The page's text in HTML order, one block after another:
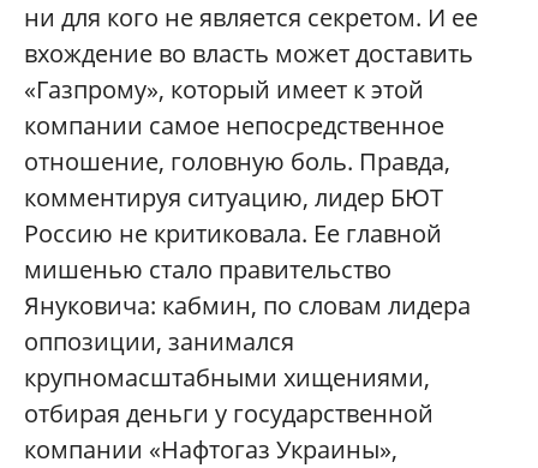
ни для кого не является секретом. И ее
вхождение во власть может доставить
«Газпрому», который имеет к этой
компании самое непосредственное
отношение, головную боль. Правда,
комментируя ситуацию, лидер БЮТ
Россию не критиковала. Ее главной
мишенью стало правительство
Януковича: кабмин, по словам лидера
оппозиции, занимался
крупномасштабными хищениями,
отбирая деньги у государственной
компании «Нафтогаз Украины»,